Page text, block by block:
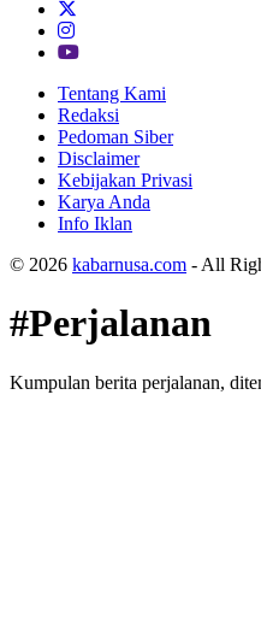
Tentang Kami
Redaksi
Pedoman Siber
Disclaimer
Kebijakan Privasi
Karya Anda
Info Iklan
© 2026 kabarnusa.com - All
#Perjalanan
Kumpulan berita perjalanan,